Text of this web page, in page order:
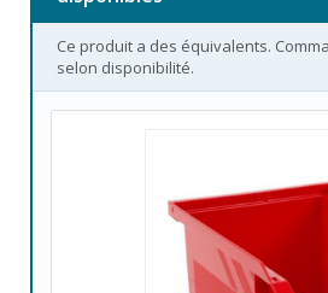
Ce produit a des équivalents.
selon disponibilité.